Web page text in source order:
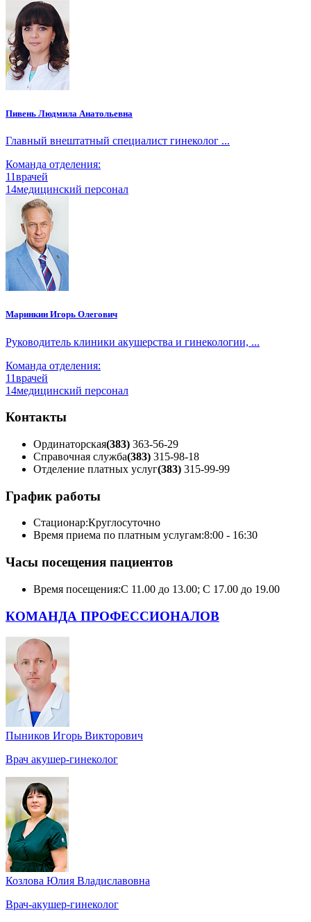
Пивень Людмила Анатольевна
Главный внештатный специалист гинеколог ...
Команда отделения:
11врачей
14медицинский персонал
Маринкин Игорь Олегович
Руководитель клиники акушерства и гинекологии, ...
Команда отделения:
11врачей
14медицинский персонал
Контакты
Ординаторская(383) 363-56-29
Справочная служба(383) 315-98-18
Отделение платных услуг(383) 315-99-99
График работы
Стационар:Круглосуточно
Время приема по платным услугам:8:00 - 16:30
Часы посещения пациентов
Время посещения:С 11.00 до 13.00; С 17.00 до 19.00
КОМАНДА ПРОФЕССИОНАЛОВ
Пыников Игорь Викторович
Врач акушер-гинеколог
Козлова Юлия Владиславовна
Врач-акушер-гинеколог